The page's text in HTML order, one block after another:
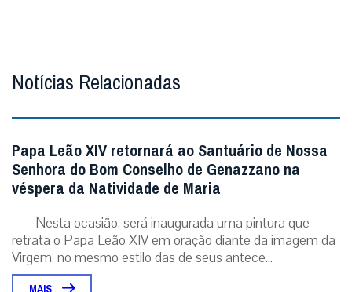
Notícias Relacionadas
Papa Leão XIV retornará ao Santuário de Nossa
Senhora do Bom Conselho de Genazzano na
véspera da Natividade de Maria
Nesta ocasião, será inaugurada uma pintura que
retrata o Papa Leão XIV em oração diante da imagem da
Virgem, no mesmo estilo das de seus antece...